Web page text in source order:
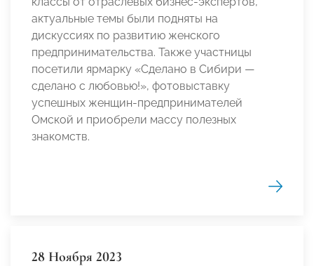
актуальные темы были подняты на
дискуссиях по развитию женского
предпринимательства. Также участницы
посетили ярмарку «Сделано в Сибири —
сделано с любовью!», фотовыставку
успешных женщин-предпринимателей
Омской и приобрели массу полезных
знакомств.
28 Ноября 2023